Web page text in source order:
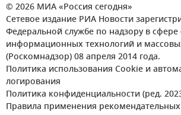
© 2026 МИА «Россия сегодня»
Сетевое издание РИА Новости
Федеральной службе по надзору в сфере
информационных технологий и
(Роскомнадзор) 08 апреля 2014 года.
Политика использования Cookie и
логирования
Политика конфиденциальности (ред.
Правила применения